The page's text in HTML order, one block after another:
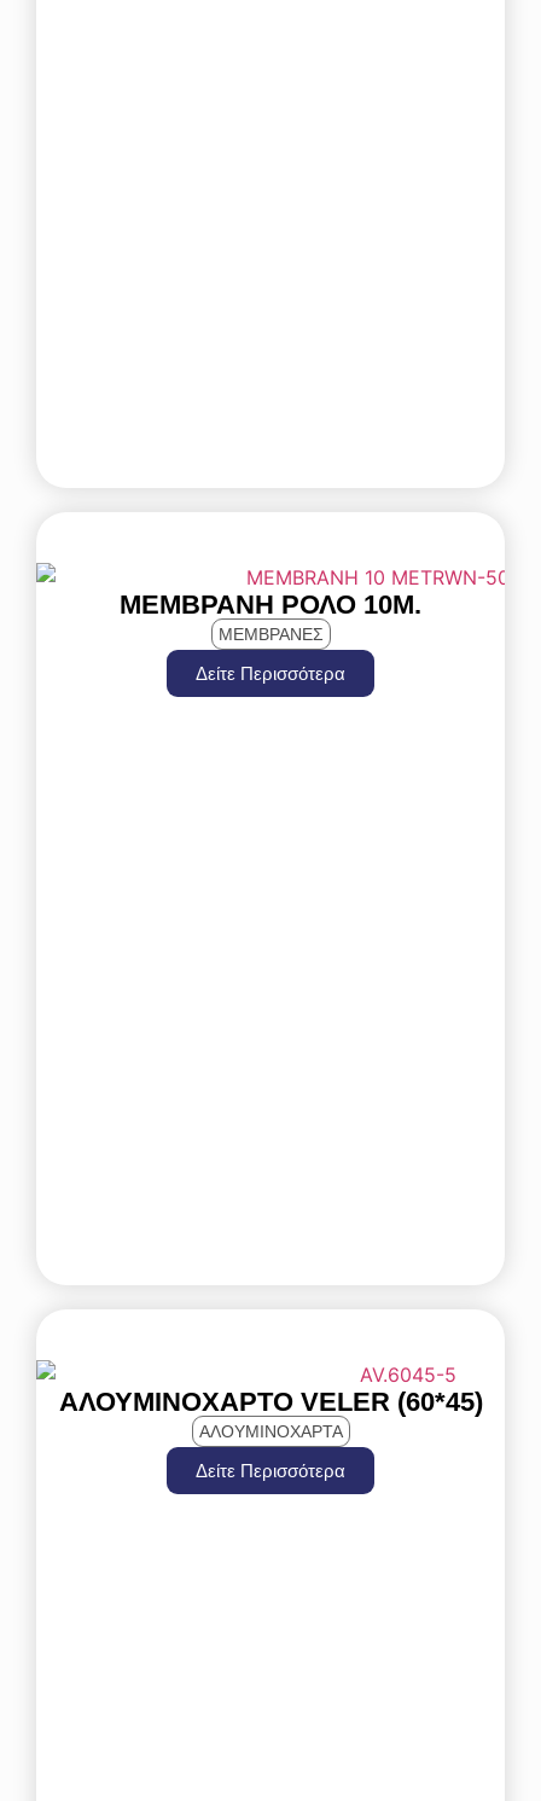
ΜΕΜΒΡΆΝΗ ΡΟΛΌ 10Μ.
ΜΕΜΒΡΑΝΕΣ
Δείτε Περισσότερα
ΑΛΟΥΜΙΝΌΧΑΡΤΟ VELER (60*45)
ΑΛΟΥΜΙΝΟΧΑΡΤΑ
Δείτε Περισσότερα